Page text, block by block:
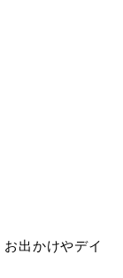
出かけやデイ